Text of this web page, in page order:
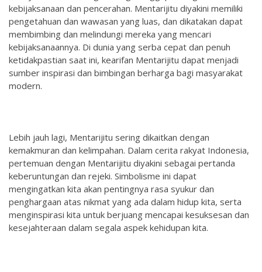
kebijaksanaan dan pencerahan. Mentarijitu diyakini memiliki
pengetahuan dan wawasan yang luas, dan dikatakan dapat
membimbing dan melindungi mereka yang mencari
kebijaksanaannya. Di dunia yang serba cepat dan penuh
ketidakpastian saat ini, kearifan Mentarijitu dapat menjadi
sumber inspirasi dan bimbingan berharga bagi masyarakat
modern.
Lebih jauh lagi, Mentarijitu sering dikaitkan dengan
kemakmuran dan kelimpahan. Dalam cerita rakyat Indonesia,
pertemuan dengan Mentarijitu diyakini sebagai pertanda
keberuntungan dan rejeki. Simbolisme ini dapat
mengingatkan kita akan pentingnya rasa syukur dan
penghargaan atas nikmat yang ada dalam hidup kita, serta
menginspirasi kita untuk berjuang mencapai kesuksesan dan
kesejahteraan dalam segala aspek kehidupan kita.